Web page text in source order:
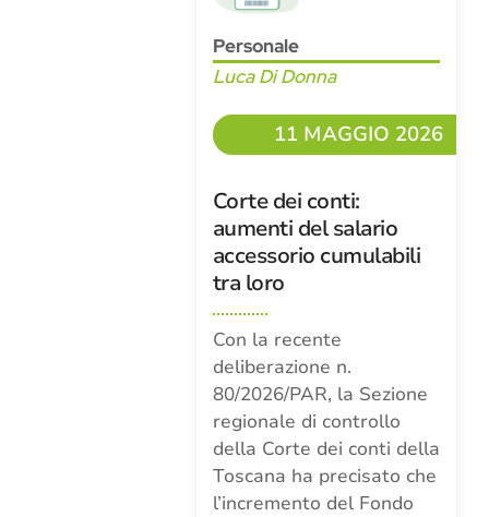
Personale
Luca Di Donna
11 MAGGIO 2026
Corte dei conti:
aumenti del salario
accessorio cumulabili
tra loro
Con la recente
deliberazione n.
80/2026/PAR, la Sezione
regionale di controllo
della Corte dei conti della
Toscana ha precisato che
l’incremento del Fondo